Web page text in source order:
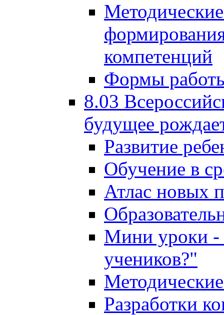
компетенций
Формы
8.03
будущее
Развитие
Обучение в
Атлас новых
Мини уроки -
учеников?"
Разработки